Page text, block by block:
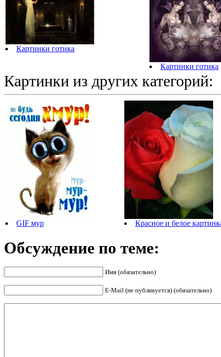
Картинки готика
Картинки готика
Картинки из других категорий:
GIF мур Красное и белое
Обсуждение по теме:
Имя (обязательно)
E-Mail (не публикуется) (обязательно)